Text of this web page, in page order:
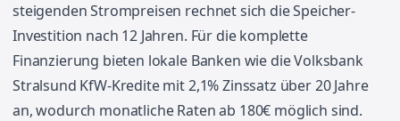
steigenden Strompreisen rechnet sich die Speicher-
Investition nach 12 Jahren. Für die komplette
Finanzierung bieten lokale Banken wie die Volksbank
Stralsund KfW-Kredite mit 2,1% Zinssatz über 20 Jahre
an, wodurch monatliche Raten ab 180€ möglich sind.